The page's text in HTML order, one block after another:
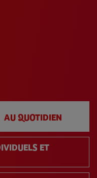
QUOTIDIEN
ET